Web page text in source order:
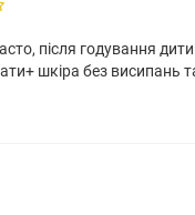
після годування
шкіра без висипань